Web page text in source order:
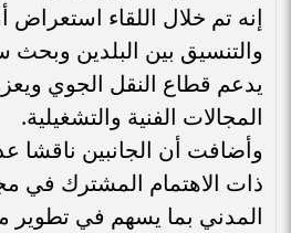
إنه تم خلال اللقاء استعراض
والتنسيق بين البلدين وبحث
يدعم قطاع النقل الجوي
المجالات الفنية والتشغيلية.
وأضافت أن الجانبين ناقشا
ذات الاهتمام المشترك في
المدني بما يسهم في تطوير